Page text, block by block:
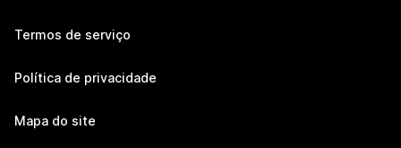
Termos de serviço
Política de privacidade
Mapa do site